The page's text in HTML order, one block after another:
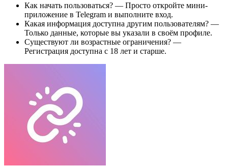
Как начать пользоваться? — Просто откройте мини-
приложение в Telegram и выполните вход.
Какая информация доступна другим пользователям? —
Только данные, которые вы указали в своём профиле.
Существуют ли возрастные ограничения? —
Регистрация доступна с 18 лет и старше.